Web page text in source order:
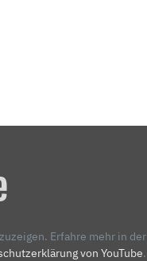
Erfahre mehr in der
von YouTube.